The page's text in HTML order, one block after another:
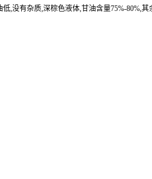
,没有杂质,深棕色液体,甘油含量75%-80%,